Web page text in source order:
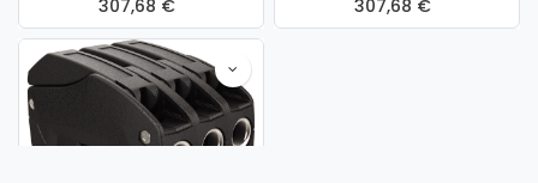
307,68 € 307,68 €